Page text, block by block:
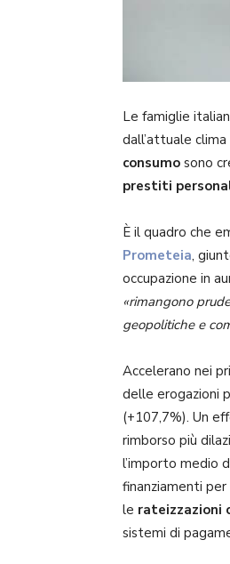
Le famiglie
dall’attuale
consumo sono
prestiti
È il quadro che
Prometeia,
occupazione in
«rimangono
geopolitiche e
Accelerano nei
delle erogazioni
(+107,7%). Un
rimborso più
l’importo medio
finanziamenti
le rateizzazioni
sistemi di